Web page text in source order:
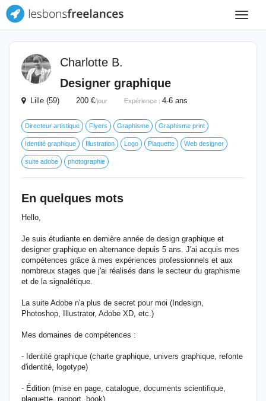
Toggle
Charlotte B.
Designer graphique
Lille (59) 200 €/jour Expérience : 4-6 ans
Directeur artistique Flyers Graphisme Graphisme print
Identité graphique Illustration Logo Plaquette Web designer
suite adobe photographie
En quelques mots
Hello,
Je suis étudiante en dernière année de design graphique et
designer graphique en alternance depuis 5 ans. J'ai acquis mes
compétences grâce à mes expériences professionnels et aux
nombreux stages que j'ai réalisés dans le secteur du graphisme
et de la signalétique.
La suite Adobe n'a plus de secret pour moi (Indesign,
Photoshop, Illustrator, Adobe XD, etc.)
Mes domaines de compétences :
- Identité graphique (charte graphique, univers graphique, refonte
d'identité, logotype)
- Édition (mise en page, catalogue, documents scientifique,
plaquette, rapport, book)